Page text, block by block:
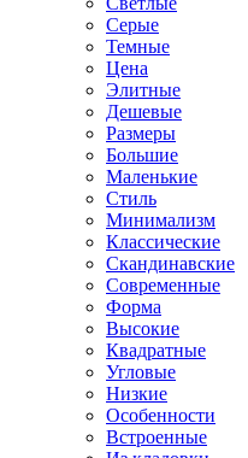
Серые
Темные
Цена
Элитные
Дешевые
Размеры
Большие
Маленькие
Стиль
Минимализм
Классические
Скандинавские
Современные
Форма
Высокие
Квадратные
Угловые
Низкие
Особенности
Встроенные